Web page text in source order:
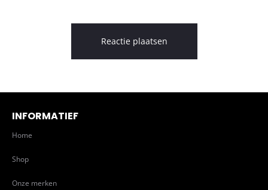
INFORMATIEF
Home
Shop
Onze merken